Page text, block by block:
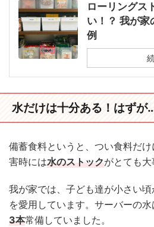
ローリングス
い！？ 我が家
例
水だけは十分ある！はずが
備蓄食料というと、つい食料だ
害時には水のストックがとても大
我が家では、子ども達が小さい頃
を愛用しています。サーバーの水
3本常備していました。